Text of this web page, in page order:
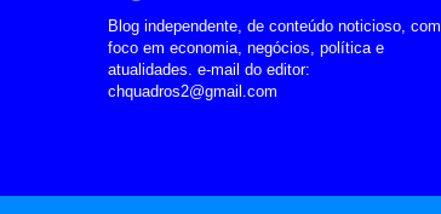
Blog independente, de conteúdo noticioso, com
foco em economia, negócios, política e
atualidades. e-mail do editor:
chquadros2@gmail.com